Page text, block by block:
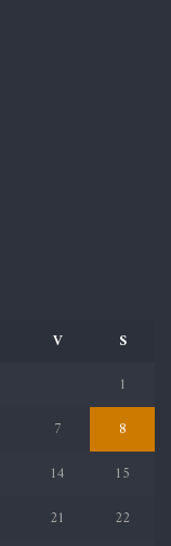
V
S
1
7
8
14
15
21
22